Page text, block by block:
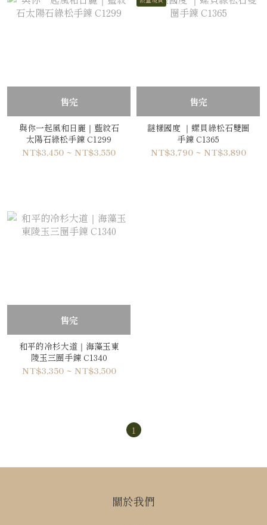
售完
與你一起風和日麗｜藍紋石
太陽石綠松手鍊 C1299
NT$3,450 ~ NT$3,550
售完
謎樣國度 ｜螺貝綠松石雙圈
手鍊 C1365
NT$3,790 ~ NT$3,890
售完
和平的冷杉大道｜海藻玉東
陵玉三圈手鍊 C1340
NT$3,350 ~ NT$3,500
1
關於我們